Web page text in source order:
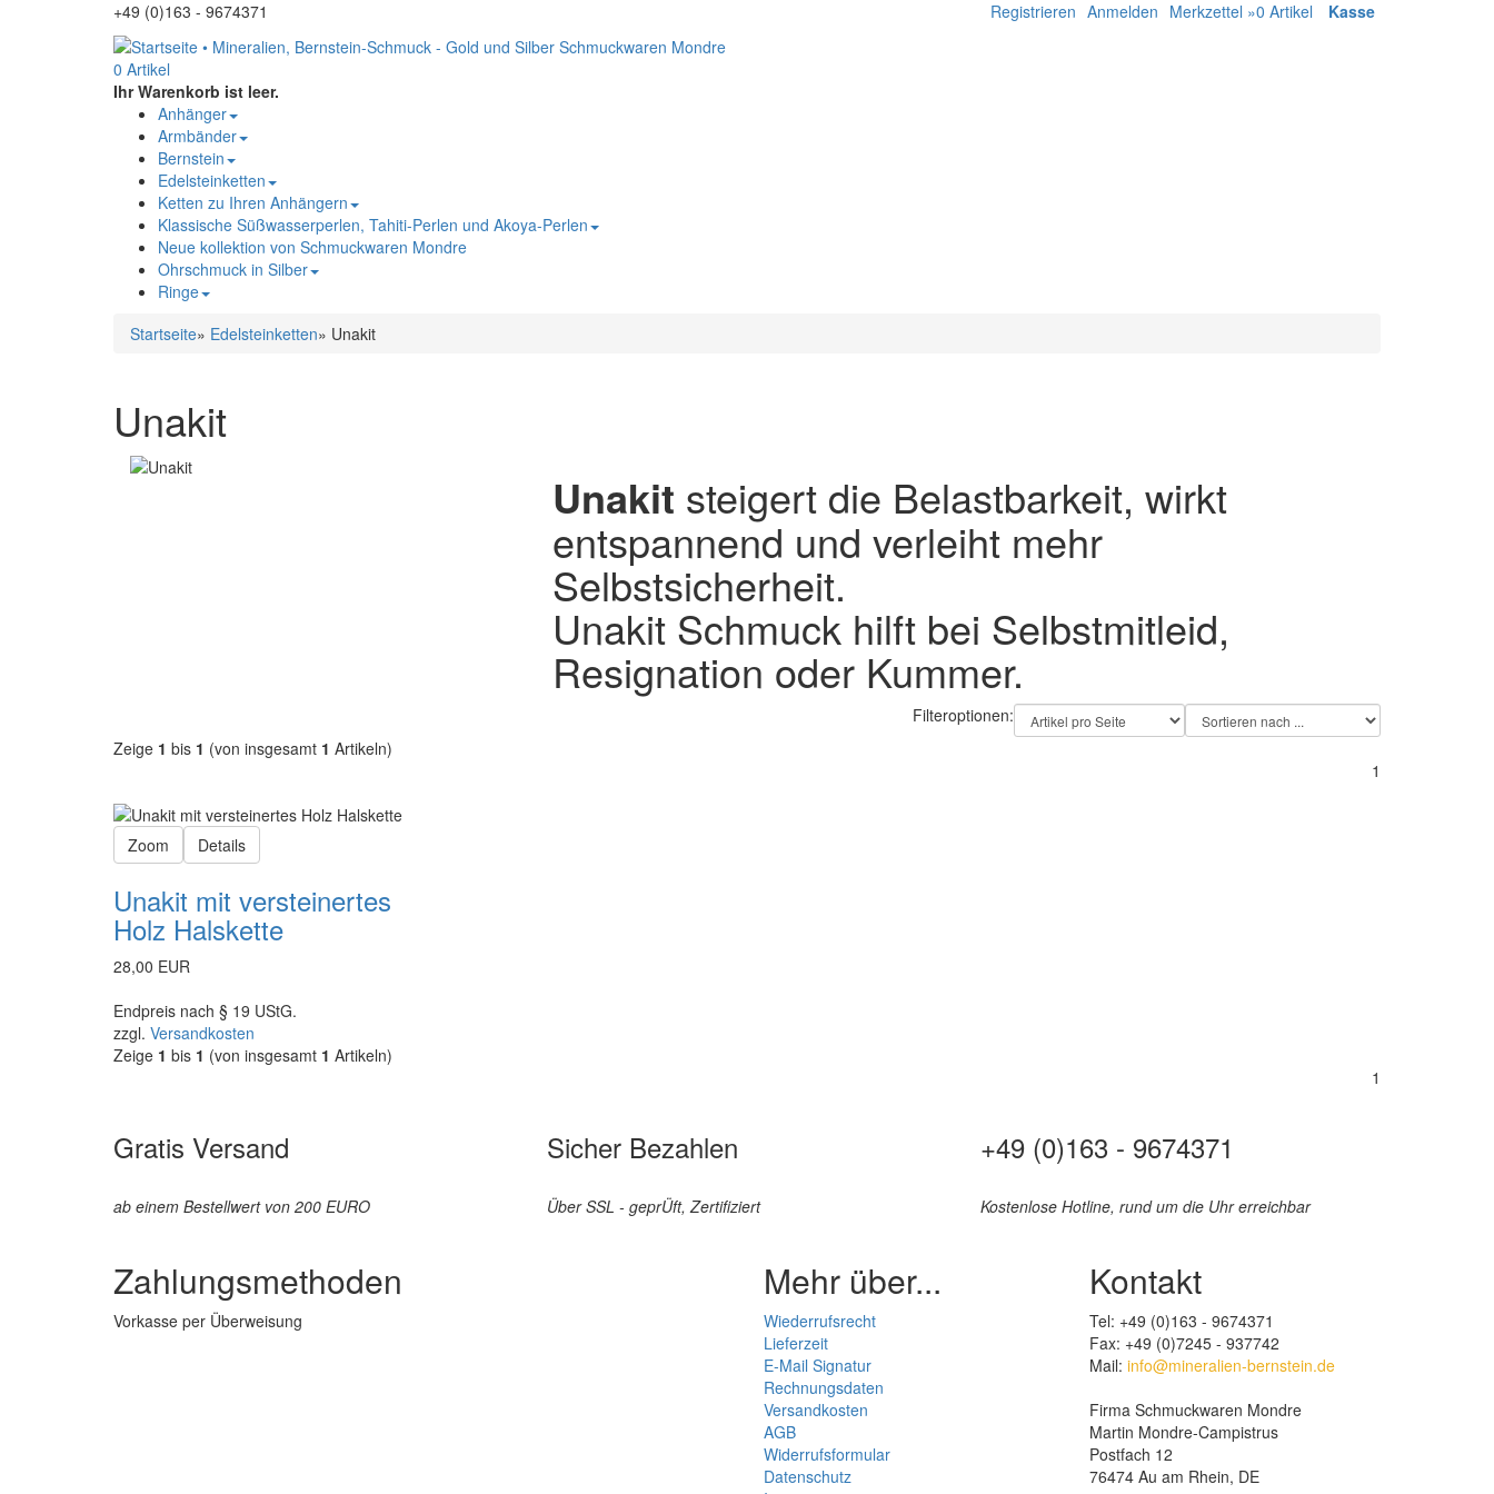
+49 (0)163 - 9674371 Registrieren Anmelden Merkzettel »0 Artikel Kasse
0 Artikel
Ihr Warenkorb ist leer.
Anhänger
Armbänder
Bernstein
Edelsteinketten
Ketten zu Ihren Anhängern
Klassische Süßwasserperlen, Tahiti-Perlen und Akoya-Perlen
Neue kollektion von Schmuckwaren Mondre
Ohrschmuck in Silber
Ringe
Startseite» Edelsteinketten» Unakit
Unakit
Unakit steigert die Belastbarkeit, wirkt
entspannend und verleiht mehr
Selbstsicherheit.
Unakit Schmuck hilft bei Selbstmitleid,
Resignation oder Kummer.
Filteroptionen:
Zeige 1 bis 1 (von insgesamt 1 Artikeln)
1
Zoom Details
Unakit mit versteinertes
Holz Halskette
28,00 EUR
Endpreis nach § 19 UStG.
zzgl. Versandkosten
Zeige 1 bis 1 (von insgesamt 1 Artikeln)
1
Gratis Versand
ab einem Bestellwert von 200 EURO
Sicher Bezahlen
Über SSL - geprÜft, Zertifiziert
+49 (0)163 - 9674371
Kostenlose Hotline, rund um die Uhr erreichbar
Zahlungsmethoden
Vorkasse per Überweisung
Mehr über...
Wiederrufsrecht
Lieferzeit
E-Mail Signatur
Rechnungsdaten
Versandkosten
AGB
Widerrufsformular
Datenschutz
Kontakt
Tel: +49 (0)163 - 9674371
Fax: +49 (0)7245 - 937742
Mail: info@mineralien-bernstein.de
Firma Schmuckwaren Mondre
Martin Mondre-Campistrus
Postfach 12
76474 Au am Rhein, DE